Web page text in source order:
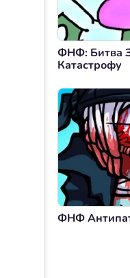
ФНФ: Битва
Катастрофу
ФНФ